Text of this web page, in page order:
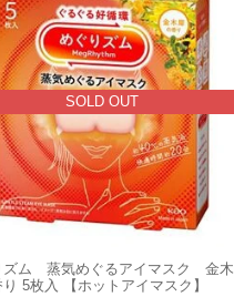
SOLD OUT
ズム 蒸気めぐるアイマスク 金木
り 5枚入 【ホットアイマスク】